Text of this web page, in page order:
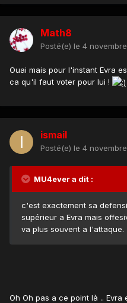
Math8
Posté(e) le 4
Ouai mais pour l'instant Evra
ca qu'il faut voter pour lui !
ismail
Posté(e) le 4
MU4ever a dit :
c'est exactement sa
supérieur a Evra mais
va plus souvent a l'attaque.
Oh Oh pas a ce point là ..